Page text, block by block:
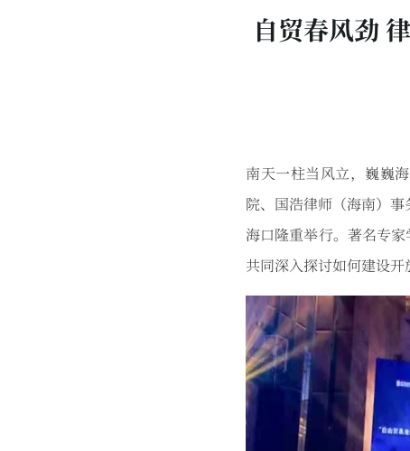
自贸春风劲
南天一柱当风立，巍巍
院、国浩律师（海南）
海口隆重举行。著名专
共同深入探讨如何建设开